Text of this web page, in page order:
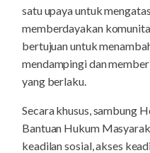
satu upaya untuk
memberdayakan
bertujuan untuk
mendampingi dan
yang berlaku.
Secara khusus, sambung
Bantuan Hukum
keadilan sosial, akses